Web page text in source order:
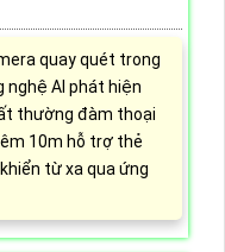
quay quét trong
nghệ AI phát hiện
thường đàm thoại
10m hỗ trợ thẻ
từ xa qua ứng